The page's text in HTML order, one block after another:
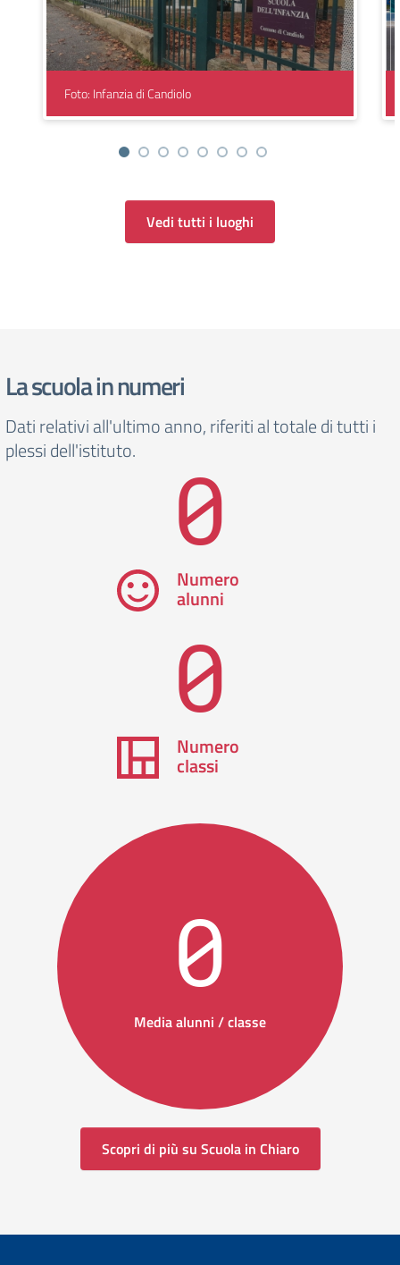
Foto: Infanzia di Candiolo
Vedi tutti i luoghi
La scuola in numeri
Dati relativi all'ultimo anno, riferiti al totale di tutti i
plessi dell'istituto.
0
Numero
alunni
0
Numero
classi
0
Media alunni / classe
Scopri di più su Scuola in Chiaro